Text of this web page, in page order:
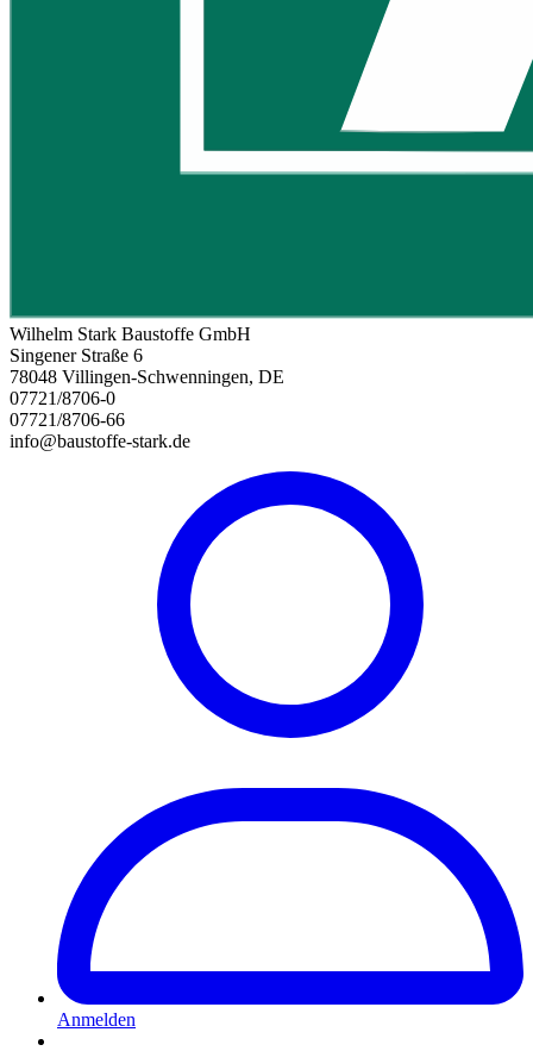
Wilhelm Stark Baustoffe GmbH
Singener Straße 6
78048 Villingen-Schwenningen, DE
07721/8706-0
07721/8706-66
info@baustoffe-stark.de
Anmelden